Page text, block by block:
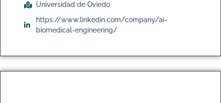
Universidad de Oviedo
https://www.linkedin.com/company/ai-
biomedical-engineering/